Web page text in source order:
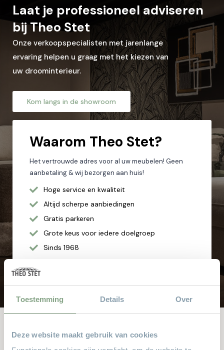
Toestemming Details Over
Deze website maakt gebruik van cookies
Woonplaats*
Let op: zorg dat alle velden met een * zijn ingevuld.
Laat je professioneel adviseren
bij Theo Stet
Onze verkoopspecialisten met jarenlange
ervaring helpen u graag met het kiezen van
uw droominterieur.
Kom langs in de showroom
Waarom Theo Stet?
Het vertrouwde adres voor al uw meubelen! Geen
aanbetaling & wij bezorgen aan huis!
Hoge service en kwaliteit
Altijd scherpe aanbiedingen
Gratis parkeren
Grote keus voor iedere doelgroep
Sinds 1968
Andere bekeken ook